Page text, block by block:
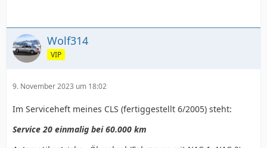
Wolf314
VIP
9. November 2023 um 18:02
Im Serviceheft meines CLS (fertiggestellt 6/2005) steht:
Service 20 einmalig bei 60.000 km